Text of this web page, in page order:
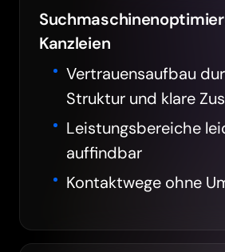
Kanzleien
Vertrauensaufbau
Struktur und klare
Leistungsbereiche
auffindbar
Kontaktwege ohne